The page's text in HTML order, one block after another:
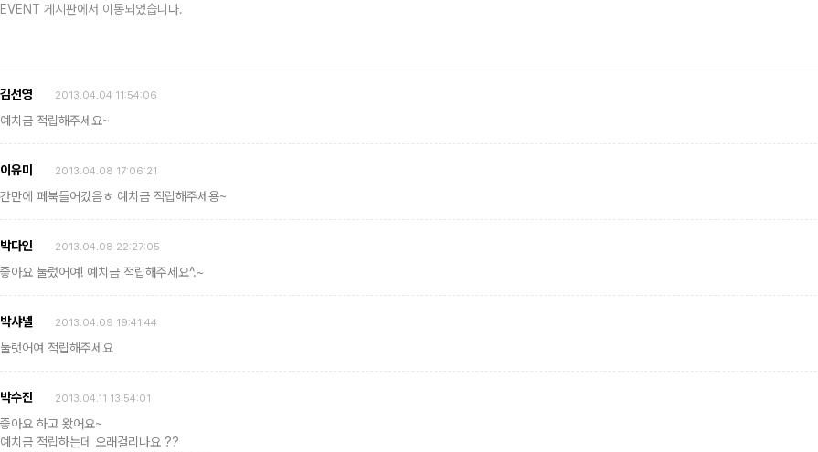
EVENT 게시판에서 이동되었습니다.
김선영 2013.04.04 11:54:06
예치금 적립해주세요~
이유미 2013.04.08 17:06:21
간만에 페북들어갔음ㅎ 예치금 적립해주세용~
박다인 2013.04.08 22:27:05
좋아요 눌렀어여! 예치금 적립해주세요^.~
박샤넬 2013.04.09 19:41:44
눌럿어여 적립해주세요
박수진 2013.04.11 13:54:01
좋아요 하고 왔어요~
예치금 적립하는데 오래걸리나요 ??